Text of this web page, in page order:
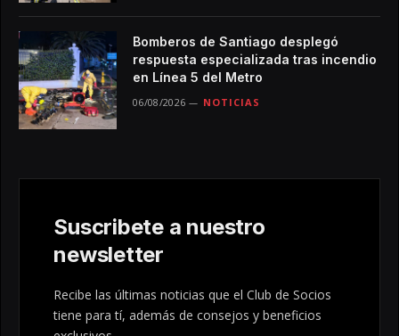
Bomberos de Santiago desplegó
respuesta especializada tras incendio
en Línea 5 del Metro
06/08/2026 NOTICIAS
Suscribete a nuestro
newsletter
Recibe las últimas noticias que el Club de Socios
tiene para tí, además de consejos y beneficios